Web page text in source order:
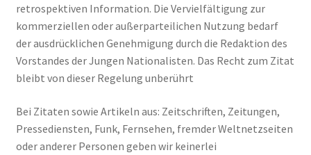
retrospektiven Information. Die Vervielfältigung zur
kommerziellen oder außerparteilichen Nutzung bedarf
der ausdrücklichen Genehmigung durch die Redaktion des
Vorstandes der Jungen Nationalisten. Das Recht zum Zitat
bleibt von dieser Regelung unberührt
Bei Zitaten sowie Artikeln aus: Zeitschriften, Zeitungen,
Pressediensten, Funk, Fernsehen, fremder Weltnetzseiten
oder anderer Personen geben wir keinerlei